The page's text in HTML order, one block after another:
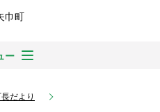
ー
だより